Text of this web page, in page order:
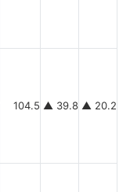
104.5 ▲ 39.8 ▲ 20.2